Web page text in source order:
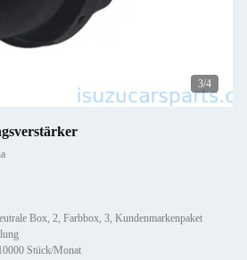
3/4
Box, 2, Farbbox, 3, Kundenmarkenpaket
Stück/Monat